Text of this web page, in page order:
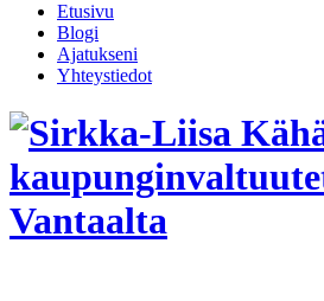
Etusivu
Blogi
Ajatukseni
Yhteystiedot